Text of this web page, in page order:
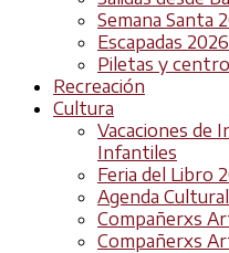
Semana Santa
Escapadas 2026
Piletas y
Recreación
Cultura
Vacaciones de
Infantiles
Feria del Libro
Agenda Cultural
Compañerxs
Compañerxs